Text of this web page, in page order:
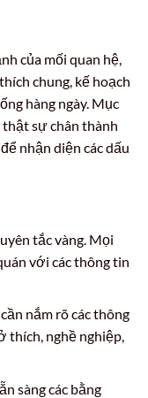
của mối quan hệ,
chung, kế hoạch
hàng ngày. Mục
thật sự chân thành
nhận diện các dấu
tắc vàng. Mọi
với các thông tin
nắm rõ các thông
thích, nghề nghiệp,
sàng các bằng